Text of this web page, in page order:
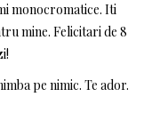
monocromatice. Iti
mine. Felicitari de 8
pe nimic. Te ador.